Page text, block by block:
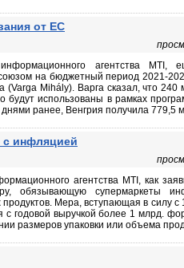
от ЕС
информационного агентства
на бюджетный период 2021-
Mihály). Варга сказал, что 240
использованы в рамках
ранее, Венгрия получила 779,5
с инфляцией
агентства MTI, как
обязывающую супермаркеты
Мера, вступающая в силу с
с годовой выручкой более 1 млрд.
размеров упаковки или объема